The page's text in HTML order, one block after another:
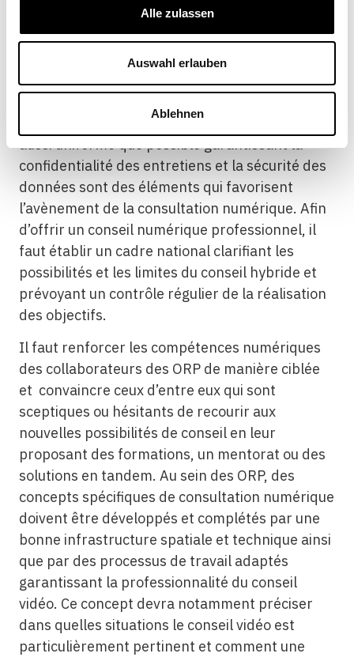
Alle zulassen
Auswahl erlauben
Ablehnen
doivent cependant être mises en place pour que
de manière optimale.
Des bases légales claires aux niveaux fédéral et
vidéo ainsi qu’une infrastructure technique
aussi uniforme que possible garantissant la
confidentialité des entretiens et la sécurité des
données sont des éléments qui favorisent
l’avènement de la consultation numérique. Afin
d’offrir un conseil numérique professionnel, il
faut établir un cadre national clarifiant les
possibilités et les limites du conseil hybride et
prévoyant un contrôle régulier de la réalisation
des objectifs.
Il faut renforcer les compétences numériques
des collaborateurs des ORP de manière ciblée
et convaincre ceux d’entre eux qui sont
sceptiques ou hésitants de recourir aux
nouvelles possibilités de conseil en leur
proposant des formations, un mentorat ou des
solutions en tandem. Au sein des ORP, des
concepts spécifiques de consultation numérique
doivent être développés et complétés par une
bonne infrastructure spatiale et technique ainsi
que par des processus de travail adaptés
garantissant la professionnalité du conseil
vidéo. Ce concept devra notamment préciser
dans quelles situations le conseil vidéo est
particulièrement pertinent et comment une